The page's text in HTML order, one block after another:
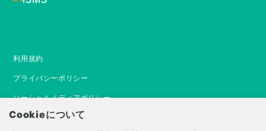
利用規約
プライバシーポリシー
ソーシャルメディアポリシー
情報セキュリティ基本方針
Cookieについて